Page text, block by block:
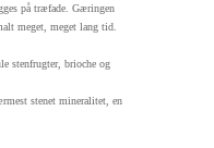
på træfade. Gæringen
meget, meget lang tid.
stenfrugter, brioche og
stenet mineralitet, en